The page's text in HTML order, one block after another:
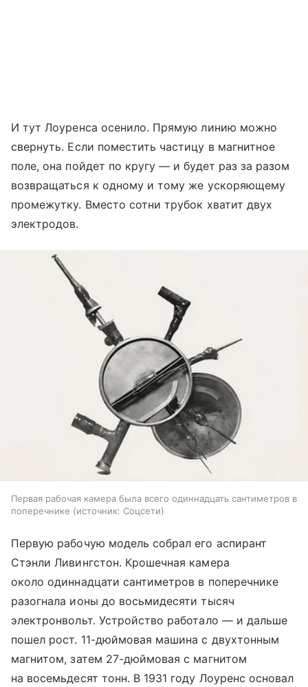
И тут Лоуренса осенило. Прямую линию можно
свернуть. Если поместить частицу в магнитное
поле, она пойдет по кругу — и будет раз за разом
возвращаться к одному и тому же ускоряющему
промежутку. Вместо сотни трубок хватит двух
электродов.
Первая рабочая камера была всего одиннадцать сантиметров в
поперечнике
источник: Соцсети
Первую рабочую модель собрал его аспирант
Стэнли Ливингстон. Крошечная камера
около одиннадцати сантиметров в поперечнике
разогнала ионы до восьмидесяти тысяч
электронвольт. Устройство работало — и дальше
пошел рост. 11-дюймовая машина с двухтонным
магнитом, затем 27-дюймовая с магнитом
на восемьдесят тонн. В 1931 году Лоуренс основал